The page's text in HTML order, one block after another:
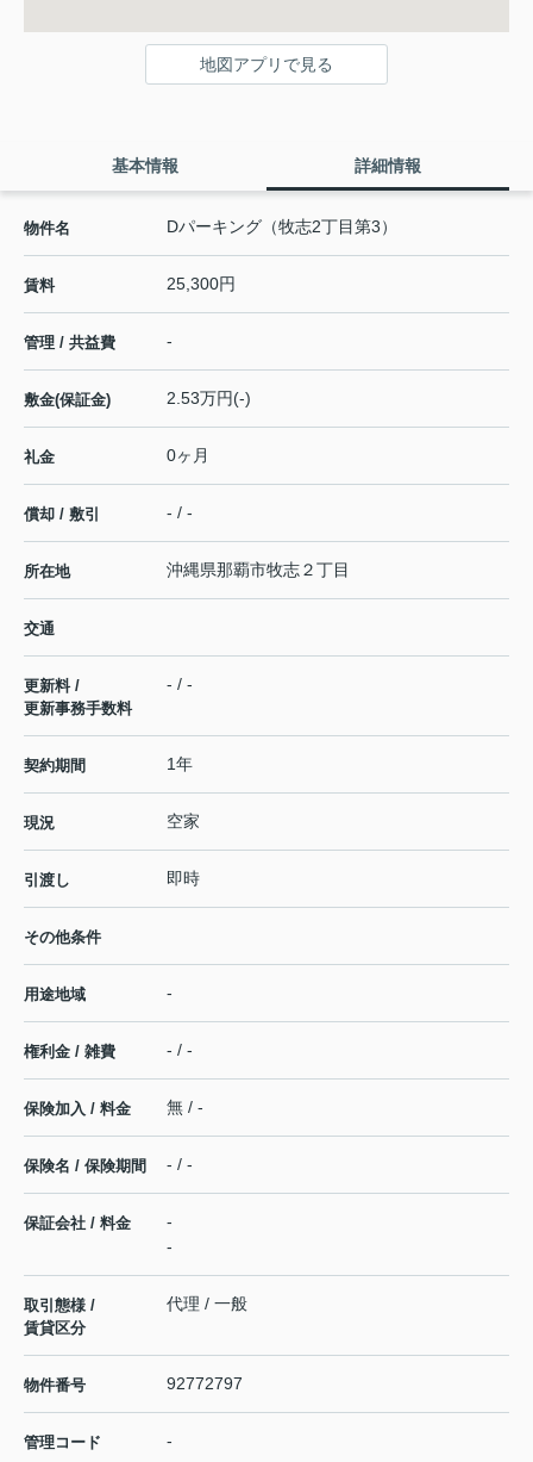
地図アプリで見る
基本情報 詳細情報
物件名 Dパーキング（牧志2丁目第3）
賃料 25,300円
管理 / 共益費 -
敷金(保証金) 2.53万円(-)
礼金 0ヶ月
償却 / 敷引 - / -
所在地 沖縄県那覇市牧志２丁目
交通
更新料 /
更新事務手数料
- / -
契約期間 1年
現況 空家
引渡し 即時
その他条件
用途地域 -
権利金 / 雑費 - / -
保険加入 / 料金 無 / -
保険名 / 保険期間 - / -
保証会社 / 料金
-
-
取引態様 /
賃貸区分
代理 / 一般
物件番号 92772797
管理コード -